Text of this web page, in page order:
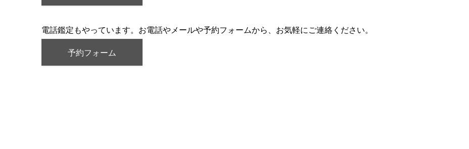
電話鑑定もやっています。お電話やメールや予約フォームから、お気軽にご連絡ください。
予約フォーム